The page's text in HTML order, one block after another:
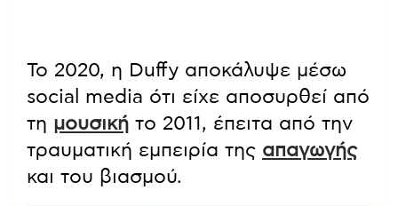
Το 2020, η Duffy αποκάλυψε μέσω
social media ότι είχε αποσυρθεί από
τη μουσική το 2011, έπειτα από την
τραυματική εμπειρία της απαγωγής
και του βιασμού.